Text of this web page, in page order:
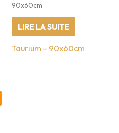
90x60cm
LIRE LA SUITE
Taurium – 90x60cm